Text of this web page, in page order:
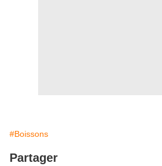
#Boissons
Partager